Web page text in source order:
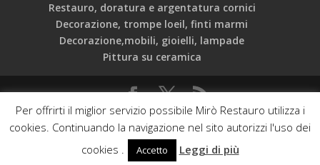
Restauro, doratura e argentatura cornici
Decorazione, trompe loeil, finti marmi
Decorazione,mobili, gioielli, lampade
Pittura su ceramica
C.F.: 97534000589 Mirò Associazione Culturale - Via dei
Vascellari, 19 - 00153 Roma - Web developed by:
Phasar srl & Orange Web AgencyPrivacy Policy
Per offrirti il miglior servizio possibile Mirò Restauro utilizza i
cookies. Continuando la navigazione nel sito autorizzi l'uso dei
cookies .
Accetto Leggi di più